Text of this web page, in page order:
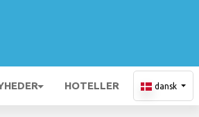
HOTELLER dansk